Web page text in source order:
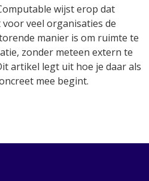
wijst erop dat
veel organisaties de
manier is om ruimte te
zonder meteen extern te
artikel legt uit hoe je daar als
mee begint.